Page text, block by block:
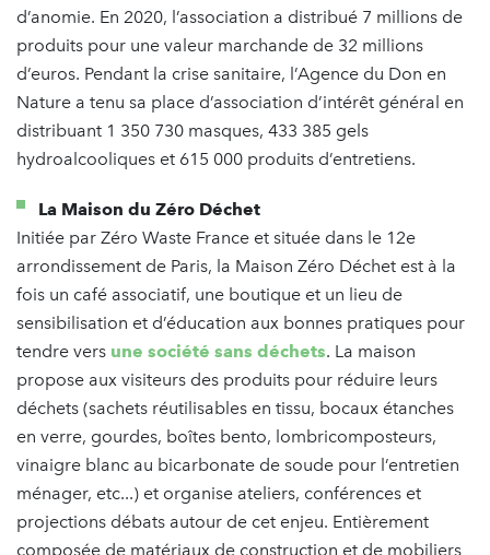
d’anomie. En 2020, l’association a distribué 7 millions de
produits pour une valeur marchande de 32 millions
d’euros. Pendant la crise sanitaire, l’Agence du Don en
Nature a tenu sa place d’association d’intérêt général en
distribuant 1 350 730 masques, 433 385 gels
hydroalcooliques et 615 000 produits d’entretiens.
La Maison du Zéro Déchet
Initiée par Zéro Waste France et située dans le 12e
arrondissement de Paris, la Maison Zéro Déchet est à la
fois un café associatif, une boutique et un lieu de
sensibilisation et d’éducation aux bonnes pratiques pour
tendre vers une société sans déchets. La maison
propose aux visiteurs des produits pour réduire leurs
déchets (sachets réutilisables en tissu, bocaux étanches
en verre, gourdes, boîtes bento, lombricomposteurs,
vinaigre blanc au bicarbonate de soude pour l’entretien
ménager, etc...) et organise ateliers, conférences et
projections débats autour de cet enjeu. Entièrement
composée de matériaux de construction et de mobiliers